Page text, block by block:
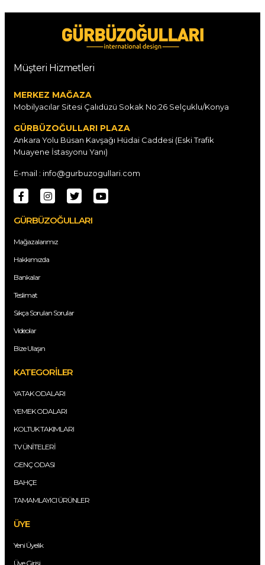
Müşteri Hizmetleri
MERKEZ MAĞAZA
Mobilyacılar Sitesi Çalıdüzü Sokak No:26 Selçuklu/Konya
GÜRBÜZOĞULLARI PLAZA
Ankara Yolu Büsan Kavşağı Hüdai Caddesi (Eski Trafik
Muayene İstasyonu Yanı)
E-mail : info@gurbuzogullari.com
GÜRBÜZOĞULLARI
Mağazalarımız
Hakkımızda
Bankalar
Teslimat
Sıkça Sorulan Sorular
Videolar
Bize Ulaşın
KATEGORİLER
YATAK ODALARI
YEMEK ODALARI
KOLTUK TAKIMLARI
TV ÜNİTELERİ
GENÇ ODASI
BAHÇE
TAMAMLAYICI ÜRÜNLER
ÜYE
Yeni Üyelik
Üye Girişi